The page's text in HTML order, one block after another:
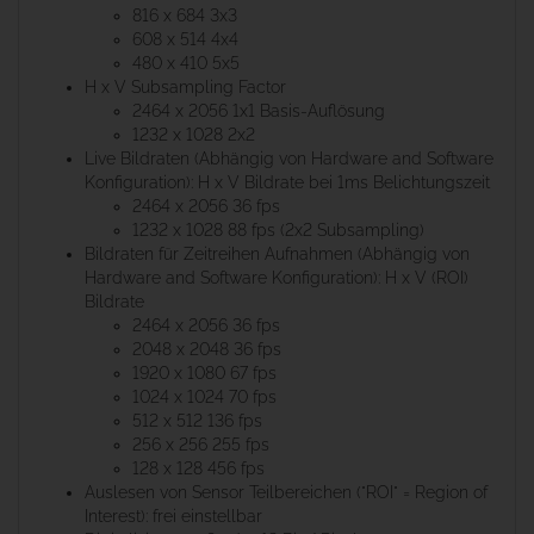
816 x 684 3x3
608 x 514 4x4
480 x 410 5x5
H x V Subsampling Factor
2464 x 2056 1x1 Basis-Auflösung
1232 x 1028 2x2
Live Bildraten (Abhängig von Hardware and Software
Konfiguration): H x V Bildrate bei 1ms Belichtungszeit
2464 x 2056 36 fps
1232 x 1028 88 fps (2x2 Subsampling)
Bildraten für Zeitreihen Aufnahmen (Abhängig von
Hardware and Software Konfiguration): H x V (ROI)
Bildrate
2464 x 2056 36 fps
2048 x 2048 36 fps
1920 x 1080 67 fps
1024 x 1024 70 fps
512 x 512 136 fps
256 x 256 255 fps
128 x 128 456 fps
Auslesen von Sensor Teilbereichen ("ROI" = Region of
Interest): frei einstellbar